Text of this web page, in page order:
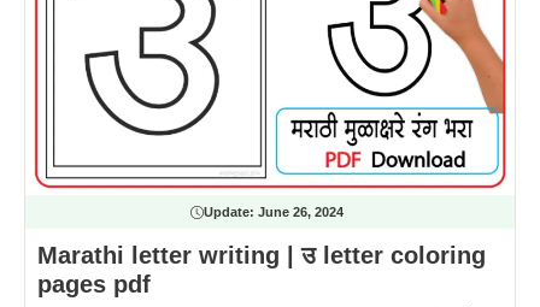
Update: June 26, 2024
Marathi letter writing | उ letter coloring
pages pdf